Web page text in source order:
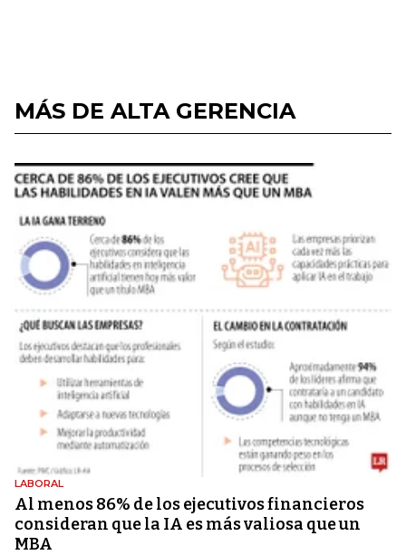
MÁS DE ALTA GERENCIA
LABORAL
Al menos 86% de los ejecutivos financieros
consideran que la IA es más valiosa que un
MBA